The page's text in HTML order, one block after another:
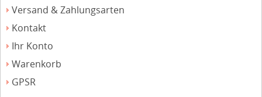
Versand & Zahlungsarten
Kontakt
Ihr Konto
Warenkorb
GPSR